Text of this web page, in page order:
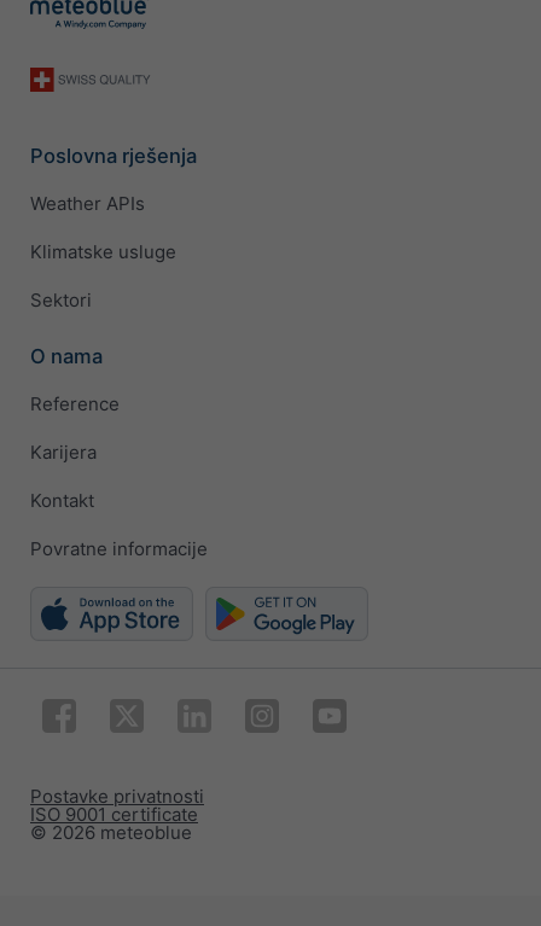
Poslovna rješenja
Weather APIs
Klimatske usluge
Sektori
O nama
Reference
Karijera
Kontakt
Povratne informacije
© 2026 meteoblue
ISO 9001 certificate
Postavke privatnosti